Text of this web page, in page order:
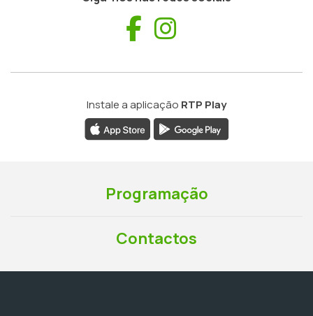
Facebook
Instale a aplicação RTP Play
Programação
Contactos